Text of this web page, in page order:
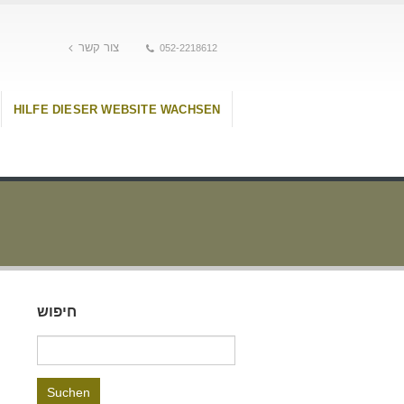
צור קשר 052-2218612
HILFE DIESER WEBSITE WACHSEN
חיפוש
nach: